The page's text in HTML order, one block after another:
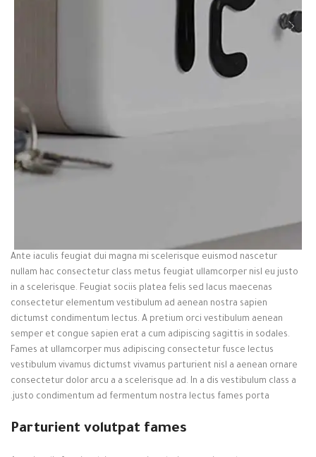
Ante iaculis feugiat dui magna mi scelerisque euismod nascetur
nullam hac consectetur class metus feugiat ullamcorper nisl eu justo
in a scelerisque. Feugiat sociis platea felis sed lacus maecenas
consectetur elementum vestibulum ad aenean nostra sapien
dictumst condimentum lectus. A pretium orci vestibulum aenean
semper et congue sapien erat a cum adipiscing sagittis in sodales.
Fames at ullamcorper mus adipiscing consectetur fusce lectus
vestibulum vivamus dictumst vivamus parturient nisl a aenean ornare
consectetur dolor arcu a a scelerisque ad. In a dis vestibulum class a
justo condimentum ad fermentum nostra lectus fames porta.
Parturient volutpat fames